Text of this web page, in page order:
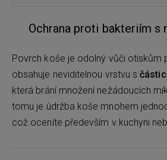
Ochrana proti bakteriím s
Povrch koše je odolný vůči otiskům
obsahuje neviditelnou vrstvu s
která brání množení nežádoucích
tomu je údržba koše mnohem
což oceníte především v kuchyni